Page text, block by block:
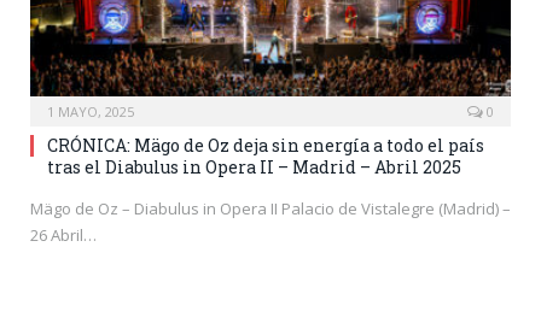
1 MAYO, 2025 0
CRÓNICA: Mägo de Oz deja sin energía a todo el país
tras el Diabulus in Opera II – Madrid – Abril 2025
Mägo de Oz – Diabulus in Opera II Palacio de Vistalegre (Madrid) –
26 Abril…